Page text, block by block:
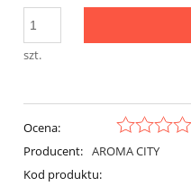
szt.
Ocena:
Producent: AROMA CITY
Kod produktu: